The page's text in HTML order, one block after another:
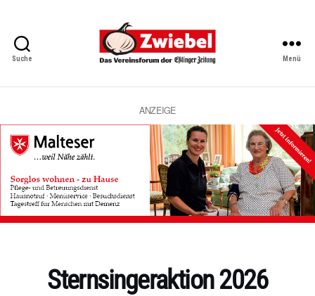
Suche
Vereinsforum
Eßlinger
Zeitung
Menü
ANZEIGE
KategorienSternsingeraktion 2026